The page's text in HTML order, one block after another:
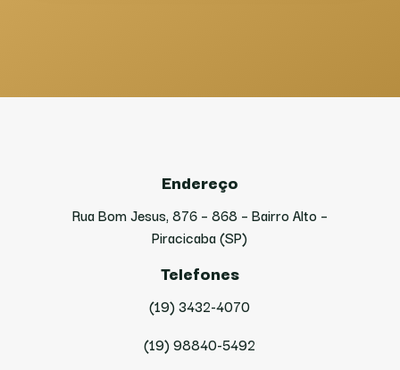
Endereço
Rua Bom Jesus, 876 – 868 – Bairro Alto –
Piracicaba (SP)
Telefones
(19) 3432-4070
(19) 98840-5492